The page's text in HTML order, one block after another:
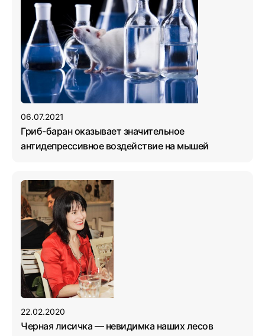
06.07.2021
Гриб-баран оказывает значительное
антидепрессивное воздействие на мышей
22.02.2020
Черная лисичка — невидимка наших лесов